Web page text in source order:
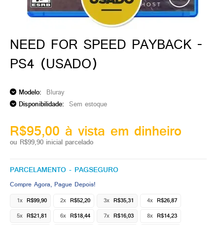
NEED FOR SPEED PAYBACK -
PS4 (USADO)
Modelo: Bluray
Disponibilidade: Sem estoque
R$95,00 à vista em dinheiro
ou R$99,90 inicial parcelado
PARCELAMENTO - PAGSEGURO
Compre Agora, Pague Depois!
1x R$99,90 2x R$52,20 3x R$35,31 4x R$26,87
5x R$21,81 6x R$18,44 7x R$16,03 8x R$14,23